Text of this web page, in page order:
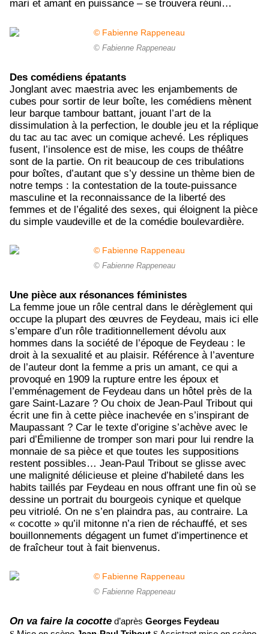
mari et amant en puissance – se trouvera réuni…
© Fabienne Rappeneau
Des comédiens épatants
Jonglant avec maestria avec les enjambements de
cubes pour sortir de leur boîte, les comédiens mènent
leur barque tambour battant, jouant l’art de la
dissimulation à la perfection, le double jeu et la réplique
du tac au tac avec un comique achevé. Les répliques
fusent, l’insolence est de mise, les coups de théâtre
sont de la partie. On rit beaucoup de ces tribulations
pour boîtes, d’autant que s’y dessine un thème bien de
notre temps : la contestation de la toute-puissance
masculine et la reconnaissance de la liberté des
femmes et de l’égalité des sexes, qui éloignent la pièce
du simple vaudeville et de la comédie boulevardière.
© Fabienne Rappeneau
Une pièce aux résonances féministes
La femme joue un rôle central dans le dérèglement qui
occupe la plupart des œuvres de Feydeau, mais ici elle
s’empare d’un rôle traditionnellement dévolu aux
hommes dans la société de l’époque de Feydeau : le
droit à la sexualité et au plaisir. Référence à l’aventure
de l’auteur dont la femme a pris un amant, ce qui a
provoqué en 1909 la rupture entre les époux et
l’emménagement de Feydeau dans un hôtel près de la
gare Saint-Lazare ? Ou choix de Jean-Paul Tribout qui
écrit une fin à cette pièce inachevée en s’inspirant de
Maupassant ? Car le texte d’origine s’achève avec le
pari d’Émilienne de tromper son mari pour lui rendre la
monnaie de sa pièce et que toutes les suppositions
restent possibles… Jean-Paul Tribout se glisse avec
une malignité délicieuse et pleine d’habileté dans les
habits taillés par Feydeau en nous offrant une fin où se
dessine un portrait du bourgeois cynique et quelque
peu vitriolé. On ne s’en plaindra pas, au contraire. La
« cocotte » qu’il mitonne n’a rien de réchauffé, et ses
bouillonnements dégagent un fumet d’impertinence et
de fraîcheur tout à fait bienvenus.
© Fabienne Rappeneau
On va faire la cocotte d’après Georges Feydeau